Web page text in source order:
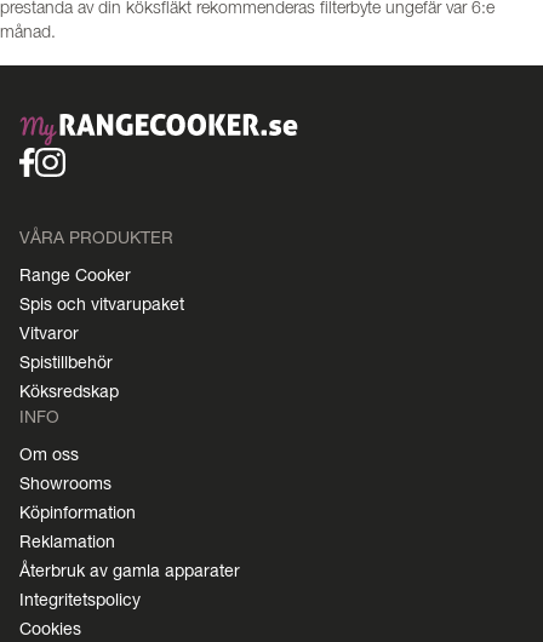
prestanda av din köksfläkt rekommenderas filterbyte ungefär var 6:e
månad.
VÅRA PRODUKTER
Range Cooker
Spis och vitvarupaket
Vitvaror
Spistillbehör
Köksredskap
INFO
Om oss
Showrooms
Köpinformation
Reklamation
Återbruk av gamla apparater
Integritetspolicy
Cookies